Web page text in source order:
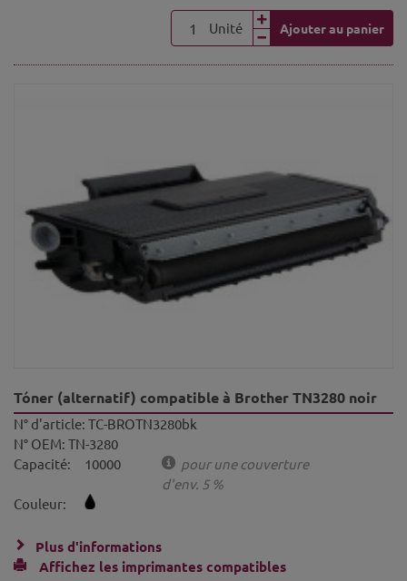
Unité Ajouter au panier
Tóner (alternatif) compatible à Brother TN3280 noir
N° d'article: TC-BROTN3280bk
N° OEM: TN-3280
Capacité:
10000
pour une couverture
d'env. 5 %
Couleur:
Plus d'informations
Affichez les imprimantes compatibles